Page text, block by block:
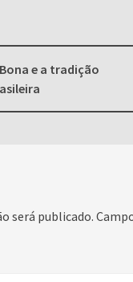
e a tradição
será publicado.